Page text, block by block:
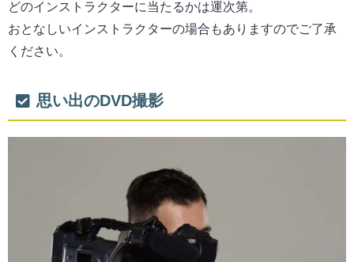
どのインストラクターに当たるかは運次第。
おとなしいインストラクターの場合もありますのでご了承
ください。
思い出のDVD撮影